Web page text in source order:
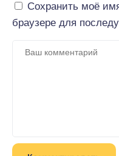
Сохранить моё
браузере для